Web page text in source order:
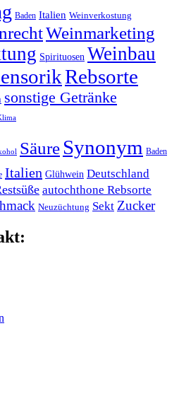
Baden Italien Weinverkostung
Weinmarketing
Spirituosen Weinbau
Rebsorte
sonstige Getränke
Säure Synonym Baden
Italien Glühwein Deutschland
autochthone Rebsorte
Neuzüchtung Sekt Zucker